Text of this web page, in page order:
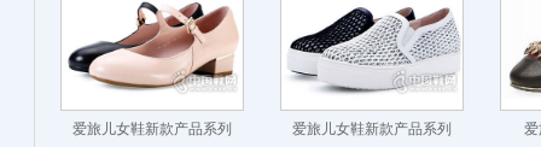
爱旅儿女鞋新款产品系列 爱旅儿女鞋新款产品系列